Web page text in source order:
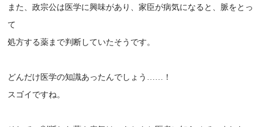
また、政宗公は医学に興味があり、家臣が病気になると、脈をとっ
て
処方する薬まで判断していたそうです。
どんだけ医学の知識あったんでしょう……！
スゴイですね。